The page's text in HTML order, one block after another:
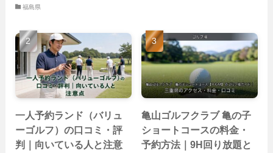
福島県
一人予約ランド（バリュ
ーゴルフ）の口コミ・評
判｜向いている人と注意
亀山ゴルフクラブ 亀の子
ショートコースの料金・
予約方法｜9H回り放題と